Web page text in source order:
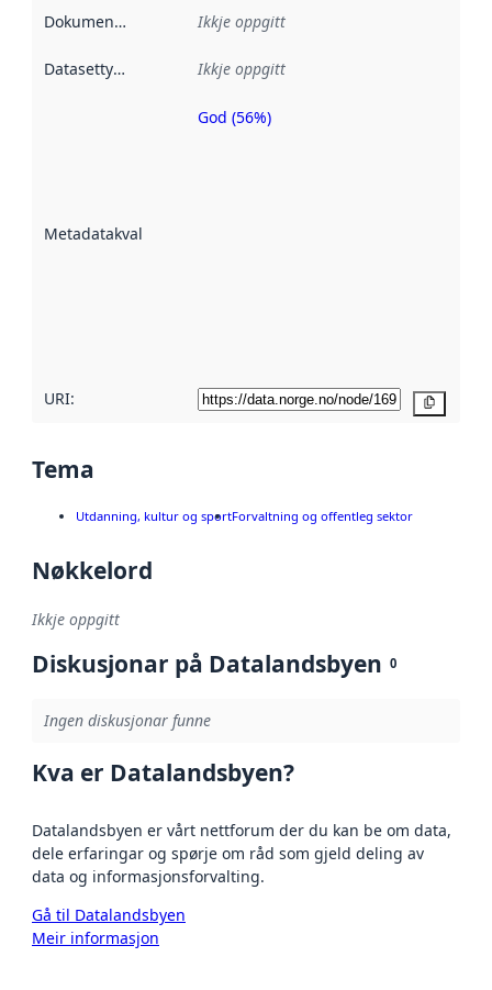
Dokumentasjon Ikkje oppgitt
Datasettype Ikkje oppgitt
Metadatakvalitet
Metadatakvalitet
God (56%)
URI:
Tema
Utdanning, kultur og sportForvaltning og offentleg sektor
Nøkkelord
Ikkje oppgitt
Diskusjonar på Datalandsbyen 0
Ingen diskusjonar funne
Kva er Datalandsbyen?
Datalandsbyen er vårt nettforum der du kan be om data,
dele erfaringar og spørje om råd som gjeld deling av
data og informasjonsforvalting.
Gå til Datalandsbyen
Meir informasjon